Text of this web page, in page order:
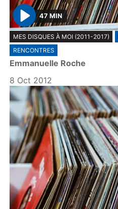
P
l
a
y
47 MIN
MES DISQUES À MOI (2011-2017)
RENCONTRES
Emmanuelle Roche
8 Oct 2012